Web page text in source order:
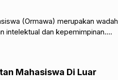
(Ormawa) merupakan wadah
intelektual dan kepemimpinan.
Mahasiswa Di Luar